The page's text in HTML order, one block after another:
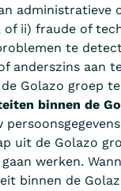
administratieve
ii) fraude of
te
anderszins aan
Golazo groep
binnen de
uit de Golazo
werken.
binnen de